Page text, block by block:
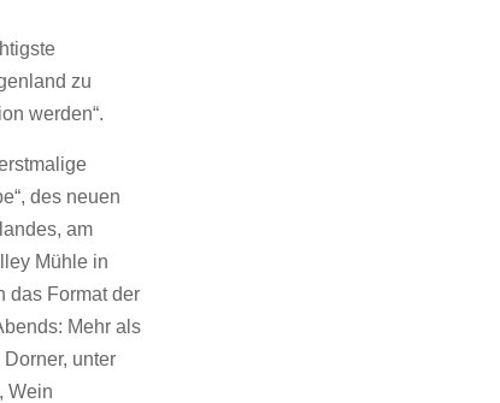
zu
werden“.
des neuen
am
Mühle in
das Format der
Mehr als
unter
Wein